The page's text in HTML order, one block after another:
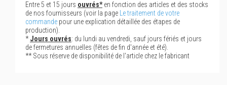
Entre 5 et 15 jours ouvrés*en fonction des articles et des stocks
de nos fournisseurs (voir la page
Le traitement de votre
commande pour une explication détaillée des étapes de
production).
*Jours ouvrés: du lundi au vendredi, sauf jours fériés et jours
de fermetures annuelles (fêtes de fin d'année et été).
** Sous réserve de disponibilité de l'article chez le fabricant